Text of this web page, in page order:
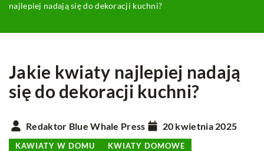
najlepiej nadają się do dekoracji kuchni?
Jakie kwiaty najlepiej nadają
się do dekoracji kuchni?
Redaktor Blue Whale Press 20 kwietnia 2025
KAWIATY W DOMU KWIATY DOMOWE